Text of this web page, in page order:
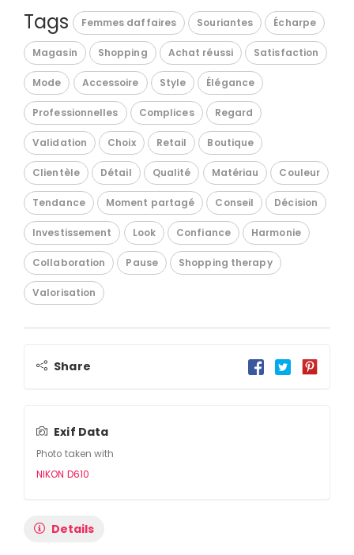
Tags Femmes daffaires Souriantes Écharpe
Magasin Shopping Achat réussi Satisfaction
Mode Accessoire Style Élégance
Professionnelles Complices Regard
Validation Choix Retail Boutique
Clientèle Détail Qualité Matériau Couleur
Tendance Moment partagé Conseil Décision
Investissement Look Confiance Harmonie
Collaboration Pause Shopping therapy
Valorisation
Share
Exif Data
Photo taken with
NIKON D610
Details